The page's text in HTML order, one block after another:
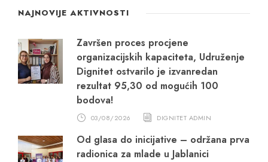
NAJNOVIJE AKTIVNOSTI
Završen proces procjene
organizacijskih kapaciteta, Udruženje
Dignitet ostvarilo je izvanredan
rezultat 95,30 od mogućih 100
bodova!
03/08/2026 DIGNITET ADMIN
Od glasa do inicijative – održana prva
radionica za mlade u Jablanici